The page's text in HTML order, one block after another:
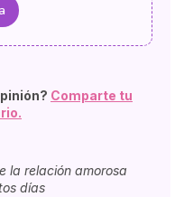
Comparte tu
la relación amorosa
días